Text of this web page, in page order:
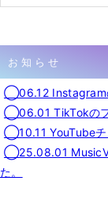
お知らせ
◯06.12 Instagram
◯06.01 TikTokのフ
◯10.11 YouTubeチ
◯25.08.01
た。